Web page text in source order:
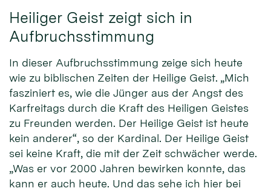
Heiliger Geist zeigt sich in
Aufbruchsstimmung
In dieser Aufbruchsstimmung zeige sich heute
wie zu biblischen Zeiten der Heilige Geist. „Mich
fasziniert es, wie die Jünger aus der Angst des
Karfreitags durch die Kraft des Heiligen Geistes
zu Freunden werden. Der Heilige Geist ist heute
kein anderer“, so der Kardinal. Der Heilige Geist
sei keine Kraft, die mit der Zeit schwächer werde.
„Was er vor 2000 Jahren bewirken konnte, das
kann er auch heute. Und das sehe ich hier bei